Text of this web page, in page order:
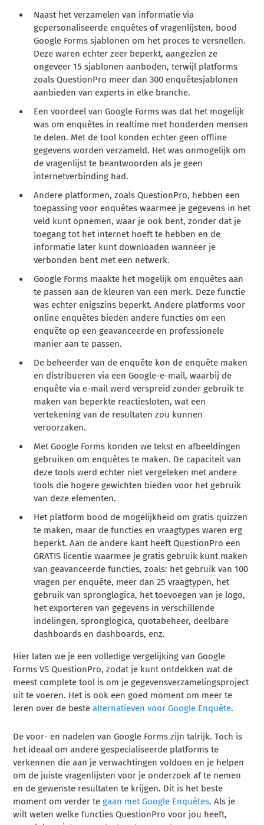
Naast het verzamelen van informatie via
gepersonaliseerde enquêtes of vragenlijsten, bood
Google Forms sjablonen om het proces te versnellen.
Deze waren echter zeer beperkt, aangezien ze
ongeveer 15 sjablonen aanboden, terwijl platforms
zoals QuestionPro meer dan 300 enquêtesjablonen
aanbieden van experts in elke branche.
Een voordeel van Google Forms was dat het mogelijk
was om enquêtes in realtime met honderden mensen
te delen. Met de tool konden echter geen offline
gegevens worden verzameld. Het was onmogelijk om
de vragenlijst te beantwoorden als je geen
internetverbinding had.
Andere platformen, zoals QuestionPro, hebben een
toepassing voor enquêtes waarmee je gegevens in het
veld kunt opnemen, waar je ook bent, zonder dat je
toegang tot het internet hoeft te hebben en de
informatie later kunt downloaden wanneer je
verbonden bent met een netwerk.
Google Forms maakte het mogelijk om enquêtes aan
te passen aan de kleuren van een merk. Deze functie
was echter enigszins beperkt. Andere platforms voor
online enquêtes bieden andere functies om een
enquête op een geavanceerde en professionele
manier aan te passen.
De beheerder van de enquête kon de enquête maken
en distribueren via een Google-e-mail, waarbij de
enquête via e-mail werd verspreid zonder gebruik te
maken van beperkte reactiesloten, wat een
vertekening van de resultaten zou kunnen
veroorzaken.
Met Google Forms konden we tekst en afbeeldingen
gebruiken om enquêtes te maken. De capaciteit van
deze tools werd echter niet vergeleken met andere
tools die hogere gewichten bieden voor het gebruik
van deze elementen.
Het platform bood de mogelijkheid om gratis quizzen
te maken, maar de functies en vraagtypes waren erg
beperkt. Aan de andere kant heeft QuestionPro een
GRATIS licentie waarmee je gratis gebruik kunt maken
van geavanceerde functies, zoals: het gebruik van 100
vragen per enquête, meer dan 25 vraagtypen, het
gebruik van spronglogica, het toevoegen van je logo,
het exporteren van gegevens in verschillende
indelingen, spronglogica, quotabeheer, deelbare
dashboards en dashboards, enz.
Hier laten we je een volledige vergelijking van Google
Forms VS QuestionPro, zodat je kunt ontdekken wat de
meest complete tool is om je gegevensverzamelingsproject
uit te voeren. Het is ook een goed moment om meer te
leren over de bestealternatieven voor Google Enquête.
De voor- en nadelen van Google Forms zijn talrijk. Toch is
het ideaal om andere gespecialiseerde platforms te
verkennen die aan je verwachtingen voldoen en je helpen
om de juiste vragenlijsten voor je onderzoek af te nemen
en de gewenste resultaten te krijgen. Dit is het beste
moment om verder tegaan met Google Enquêtes. Als je
wilt weten welke functies QuestionPro voor jou heeft,